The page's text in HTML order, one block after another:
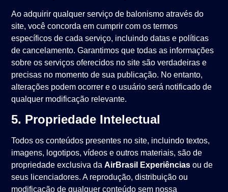
Ao adquirir qualquer serviço de balonismo através do
site, você concorda em cumprir com os termos
específicos de cada serviço, incluindo datas e políticas
de cancelamento. Garantimos que todas as informações
sobre os serviços oferecidos no site são verdadeiras e
precisas no momento de sua publicação. No entanto,
alterações podem ocorrer e o usuário será notificado de
qualquer modificação relevante.
5. Propriedade Intelectual
Todos os conteúdos presentes no site, incluindo textos,
imagens, logotipos, vídeos e outros materiais, são de
propriedade exclusiva daAirBrasil Experiências ou de
seus licenciadores. A reprodução, distribuição ou
modificação de qualquer conteúdo sem nossa